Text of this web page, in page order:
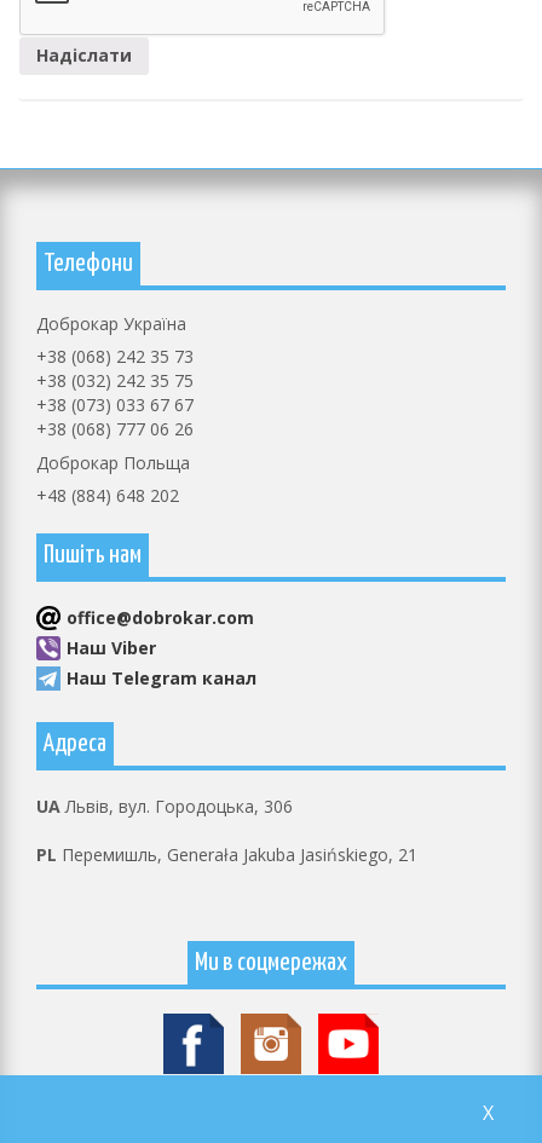
Телефони
Доброкар Україна
+38 (068) 242 35 73
+38 (032) 242 35 75
+38 (073) 033 67 67
+38 (068) 777 06 26
Доброкар Польща
+48 (884) 648 202
Пишіть нам
оffice@dobrokar.com
Наш Viber
Наш Telegram канал
Адреса
UAЛьвів, вул. Городоцька, 306
PL Перемишль, Generała Jakuba Jasińskiego, 21
Ми в соцмережах
X